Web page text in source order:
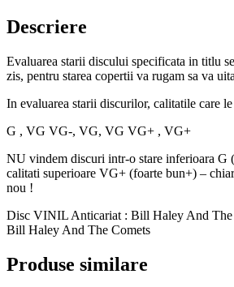
Descriere
Evaluarea starii discului specificata in titlu
zis, pentru starea copertii va rugam sa va
In evaluarea starii discurilor, calitatile care
G , VG VG-, VG, VG VG+ , VG+
NU vindem discuri intr-o stare inferioara G
calitati superioare VG+ (foarte bun+) –
nou !
Disc VINIL Anticariat : Bill Haley And The
Bill Haley And The Comets
Produse similare